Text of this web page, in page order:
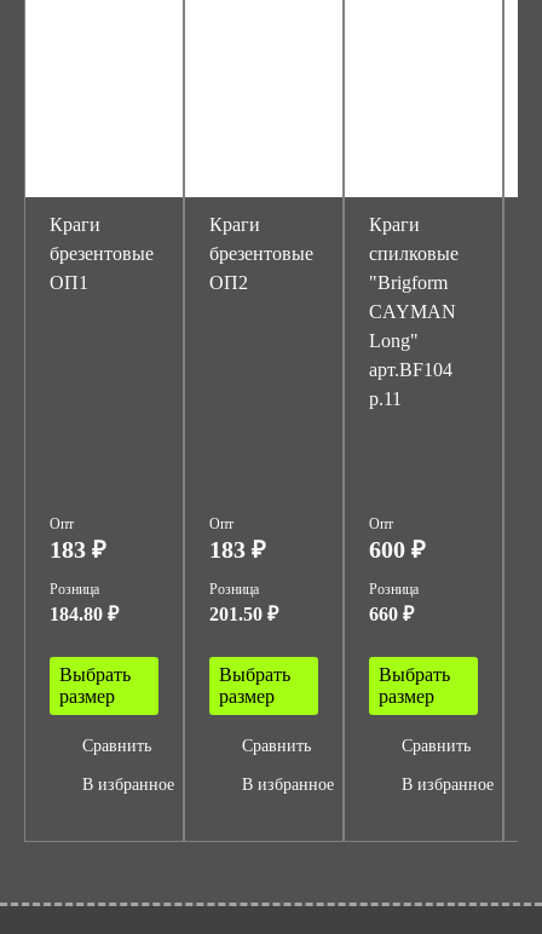
Краги
брезентовые
ОП1
Опт
183 ₽
Розница
184.80 ₽
Выбрать
размер
Сравнить
В избранное
Краги
брезентовые
ОП2
Опт
183 ₽
Розница
201.50 ₽
Выбрать
размер
Сравнить
В избранное
Краги
спилковые
"Brigform
CAYMAN
Long"
арт.BF104
р.11
Опт
600 ₽
Розница
660 ₽
Выбрать
размер
Сравнить
В избранное